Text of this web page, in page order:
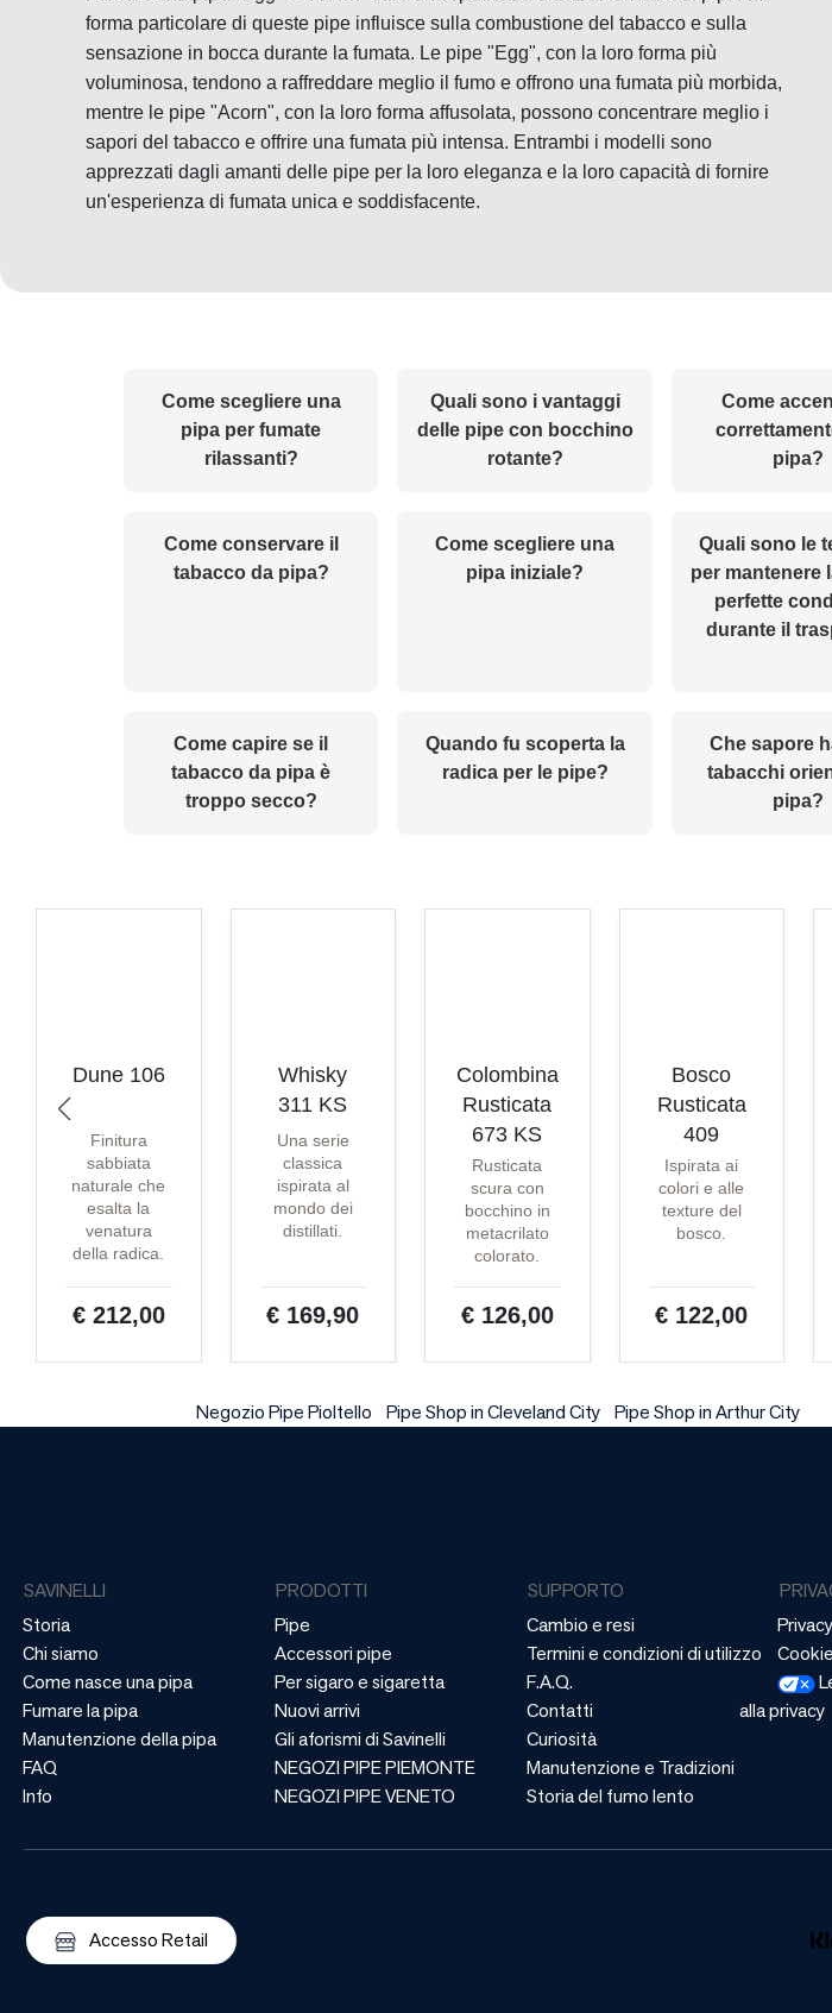
forma particolare di queste pipe influisce sulla combustione del tabacco e sulla
sensazione in bocca durante la fumata. Le pipe "Egg", con la loro forma più
voluminosa, tendono a raffreddare meglio il fumo e offrono una fumata più morbida,
mentre le pipe "Acorn", con la loro forma affusolata, possono concentrare meglio i
sapori del tabacco e offrire una fumata più intensa. Entrambi i modelli sono
apprezzati dagli amanti delle pipe per la loro eleganza e la loro capacità di fornire
un'esperienza di fumata unica e soddisfacente.
Come scegliere una
pipa per fumate
rilassanti?
Quali sono i vantaggi
delle pipe con bocchino
rotante?
Come
pipa?
Come conservare il
tabacco da pipa?
Come scegliere una
pipa iniziale?
Quali sono le
per mantenere
perfette
durante il
Come capire se il
tabacco da pipa è
troppo secco?
Quando fu scoperta la
radica per le pipe?
Che sapore
tabacchi
pipa?
Dune 106
Finitura
sabbiata
naturale che
esalta la
venatura
della radica.
€ 212,00
Whisky
311 KS
Una serie
classica
ispirata al
mondo dei
distillati.
€ 169,90
Colombina
Rusticata
673 KS
Rusticata
scura con
bocchino in
metacrilato
colorato.
€ 126,00
Bosco
Rusticata
409
Ispirata ai
colori e alle
texture del
bosco.
€ 122,00
Negozio Pipe Pioltello Pipe Shop in Cleveland City Pipe Shop in Arthur City
SAVINELLI
Storia
Chi siamo
Come nasce una pipa
Fumare la pipa
Manutenzione della pipa
FAQ
Info
PRODOTTI
Pipe
Accessori pipe
Per sigaro e sigaretta
Nuovi arrivi
Gli aforismi di Savinelli
NEGOZI PIPE PIEMONTE
NEGOZI PIPE VENETO
SUPPORTO
Cambio e resi
Termini e condizioni di utilizzo
F.A.Q.
Contatti
Curiosità
Manutenzione e Tradizioni
Storia del fumo lento
alla privacy
Accesso Retail